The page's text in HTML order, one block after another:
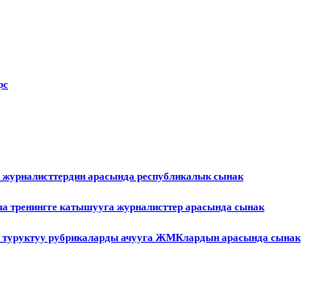
арасында республикалык сынак
тренингге катышууга журналисттер арасында сынак
рубрикаларды ачууга ЖМКлардын арасында сынак